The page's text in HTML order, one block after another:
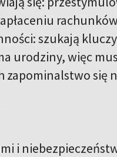
szukają
urodziny, więc
się
i